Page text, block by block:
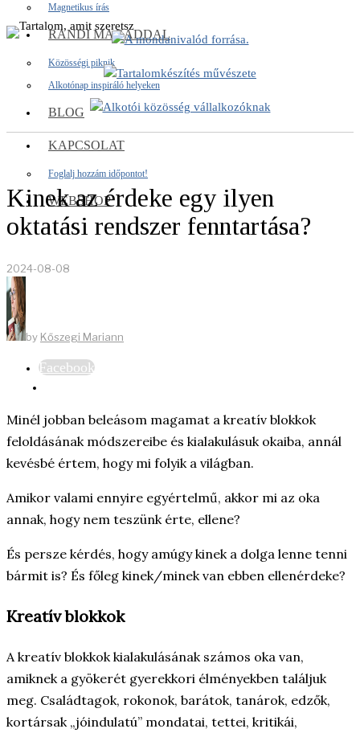
Magnetikus írás
RANDI MAGADDAL
Közösségi piknik
Alkotónap inspiráló helyeken
BLOG
KAPCSOLAT
Foglalj hozzám időpontot!
WEBSHOP
Kinek az érdeke egy ilyen
oktatási rendszer fenntartása?
2024-08-08
by Kőszegi Mariann
Facebook
Minél jobban beleásom magamat a kreatív blokkok
feloldásának módszereibe és kialakulásuk okaiba, annál
kevésbé értem, hogy mi folyik a világban.
Amikor valami ennyire egyértelmű, akkor mi az oka
annak, hogy nem teszünk érte, ellene?
És persze kérdés, hogy amúgy kinek a dolga lenne tenni
bármit is? És főleg kinek/minek van ebben ellenérdeke?
Kreatív blokkok
A kreatív blokkok kialakulásának számos oka van,
amiknek a gyökerét gyerekkori élményekben találjuk
meg. Családtagok, rokonok, barátok, tanárok, edzők,
kortársak „jóindulatú” mondatai, tettei, kritikái,